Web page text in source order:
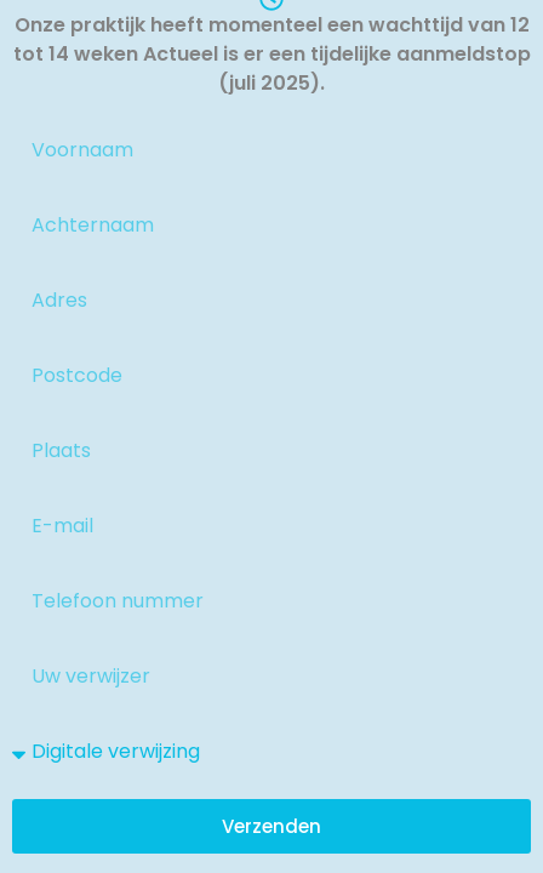
Onze praktijk heeft momenteel een wachttijd van 12
tot 14 weken Actueel is er een tijdelijke aanmeldstop
(juli 2025).
Verzenden